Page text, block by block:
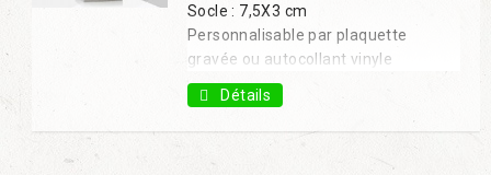
Socle : 7,5X3 cm
Personnalisable par plaquette
gravée ou autocollant vinyle
Coupe 25 cm : 7,70€ H.T.
Coupe 28 cm : 9,80€ H.T.
Coupe 31 cm : 11,00€ H.T.
Détails